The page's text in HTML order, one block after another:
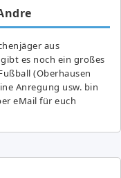
aus
es noch ein großes
(Oberhausen
Anregung usw. bin
eMail für euch